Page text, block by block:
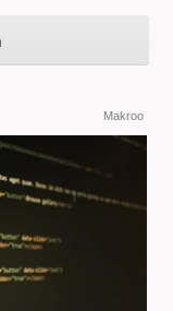
Makroo